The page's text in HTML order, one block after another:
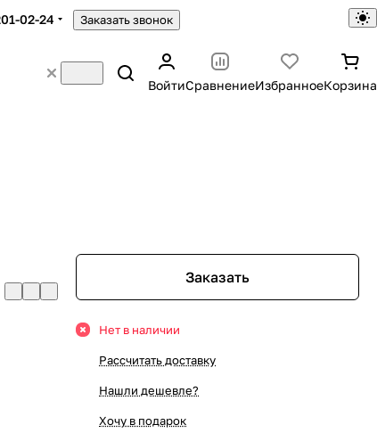
02-24 Заказать звонок
ВойтиСравнениеИзбранноеКорзина
Заказать
Нет в наличии
Рассчитать доставку
Нашли дешевле?
Хочу в подарок